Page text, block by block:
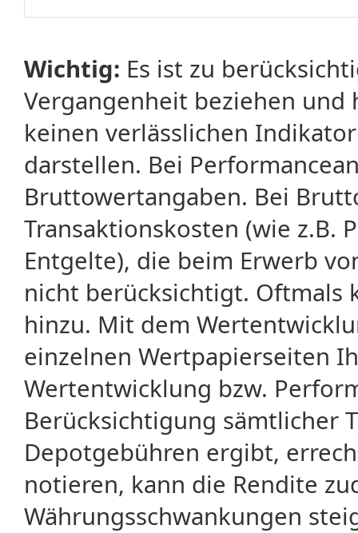
Wichtig: Es ist zu
Vergangenheit beziehen
keinen verlässlichen
darstellen. Bei
Bruttowertangaben. Bei
Transaktionskosten (wie z.B.
Entgelte), die beim Erwerb
nicht berücksichtigt. Oftmals
hinzu. Mit dem
einzelnen Wertpapierseiten
Wertentwicklung bzw.
Berücksichtigung sämtlicher
Depotgebühren ergibt,
notieren, kann die Rendite
Währungsschwankungen